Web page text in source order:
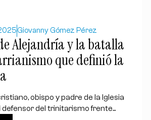
Giovanny Gómez Pérez
Alejandría y la batalla
que definió la
obispo y padre de la Iglesia
defensor del trinitarismo frente...